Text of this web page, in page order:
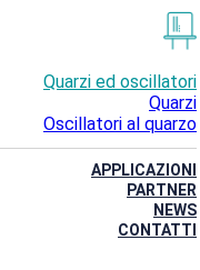
Quarzi ed oscillatori
Quarzi
Oscillatori al quarzo
APPLICAZIONI
PARTNER
NEWS
CONTATTI